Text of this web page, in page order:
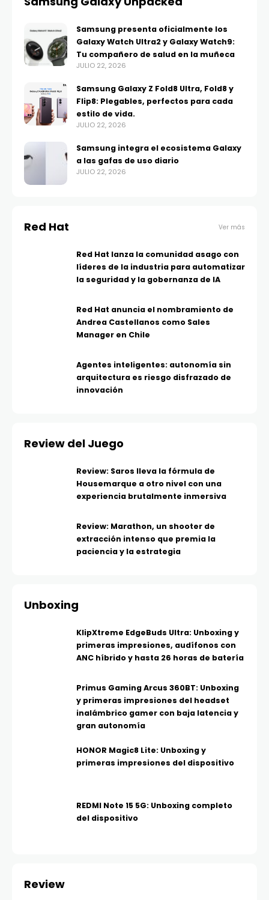
Samsung presenta oficialmente los
Galaxy Watch Ultra2 y Galaxy Watch9:
Tu compañero de salud en la muñeca
JULIO 22, 2026
Samsung Galaxy Z Fold8 Ultra, Fold8 y
Flip8: Plegables, perfectos para cada
estilo de vida.
JULIO 22, 2026
Samsung integra el ecosistema Galaxy
a las gafas de uso diario
JULIO 22, 2026
Red Hat Ver más
Red Hat lanza la comunidad asago con
líderes de la industria para automatizar
la seguridad y la gobernanza de IA
Red Hat anuncia el nombramiento de
Andrea Castellanos como Sales
Manager en Chile
Agentes inteligentes: autonomía sin
arquitectura es riesgo disfrazado de
innovación
Review del Juego
Review: Saros lleva la fórmula de
Housemarque a otro nivel con una
experiencia brutalmente inmersiva
Review: Marathon, un shooter de
extracción intenso que premia la
paciencia y la estrategia
Unboxing
KlipXtreme EdgeBuds Ultra: Unboxing y
primeras impresiones, audífonos con
ANC híbrido y hasta 26 horas de batería
Primus Gaming Arcus 360BT: Unboxing
y primeras impresiones del headset
inalámbrico gamer con baja latencia y
gran autonomía
HONOR Magic8 Lite: Unboxing y
primeras impresiones del dispositivo
REDMI Note 15 5G: Unboxing completo
del dispositivo
Review